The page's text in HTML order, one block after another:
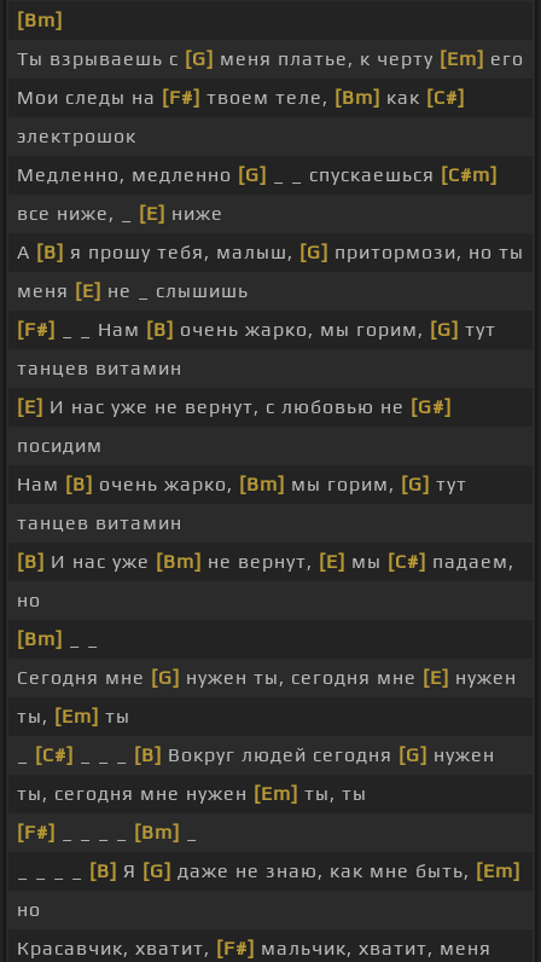
[Bm]
Ты взрываешь с [G] меня платье, к черту [Em] его
Мои следы на [F#] твоем теле, [Bm] как [C#]
электрошок
Медленно, медленно [G] _ _ спускаешься [C#m]
все ниже, _
[E] ниже
А [B] я прошу тебя, малыш, [G] притормози, но ты
меня [E] не _ слышишь
[F#]
_ _ Нам [B] очень жарко, мы горим, [G] тут
танцев витамин
[E] И нас уже не вернут, с любовью не [G#]
посидим
Нам [B] очень жарко, [Bm] мы горим, [G] тут
танцев витамин
[B] И нас уже [Bm] не вернут, [E] мы [C#] падаем,
но
[Bm]
Сегодня мне [G] нужен ты, сегодня мне [E] нужен
ты, [Em] ты
[C#] [B] Вокруг людей сегодня [G] нужен
ты, сегодня мне нужен [Em] ты, ты
[F#]
[Bm]
[B] Я [G] даже не знаю, как мне быть, [Em]
но
Красавчик, хватит, [F#] мальчик, хватит, меня